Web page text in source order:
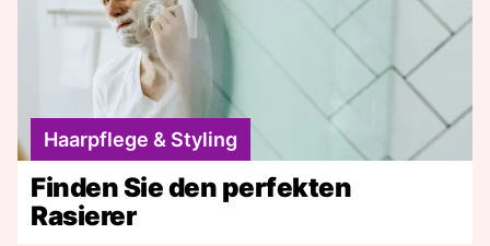
Haarpflege & Styling
Finden Sie den perfekten
Rasierer